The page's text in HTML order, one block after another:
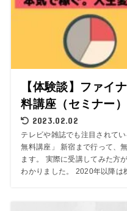
【体験談】ファイ
料講座（セミナー
2023.02.02
テレビや雑誌でも注目されて
無料講座」 新宿まで行って、
ます。 実際に受講してみた方
わかりました。 2020年以降は